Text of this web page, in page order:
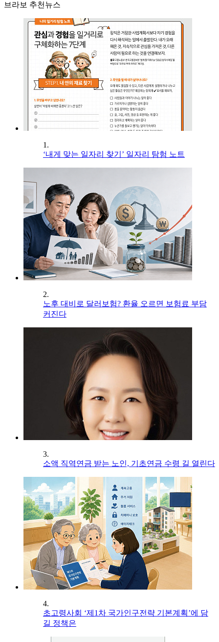
브라보 추천뉴스
1.
‘내게 맞는 일자리 찾기’ 일자리 탐험 노트
2.
노후 대비로 달러보험? 환율 오르면 보험료 부담
커진다
3.
소액 직역연금 받는 노인, 기초연금 수령 길 열린다
4.
초고령사회 ‘제1차 국가인구전략 기본계획’에 담
길 정책은